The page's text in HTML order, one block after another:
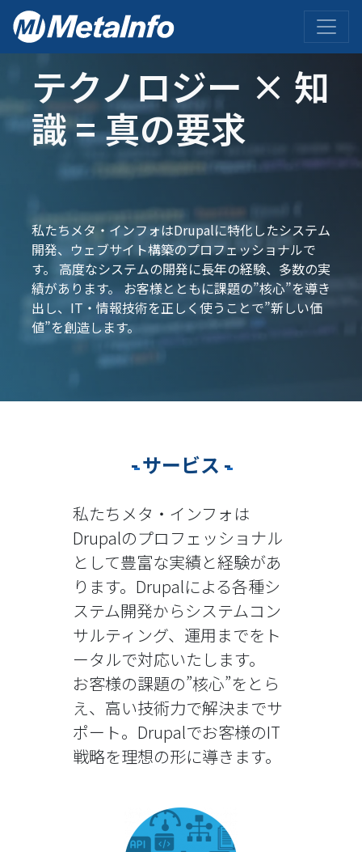
ン
テクノロジー × 知
識 = 真の要求
私たちメタ・インフォはDrupalに特化したシステム
開発、ウェブサイト構築のプロフェッショナルで
す。 高度なシステムの開発に長年の経験、多数の実
績があります。 お客様とともに課題の”核心”を導き
出し、IT・情報技術を正しく使うことで”新しい価
値”を創造します。
サービス
私たちメタ・インフォは
Drupalのプロフェッショナル
として豊富な実績と経験があ
ります。Drupalによる各種シ
ステム開発からシステムコン
サルティング、運用までをト
ータルで対応いたします。
お客様の課題の”核心”をとら
え、高い技術力で解決までサ
ポート。Drupalでお客様のIT
戦略を理想の形に導きます。